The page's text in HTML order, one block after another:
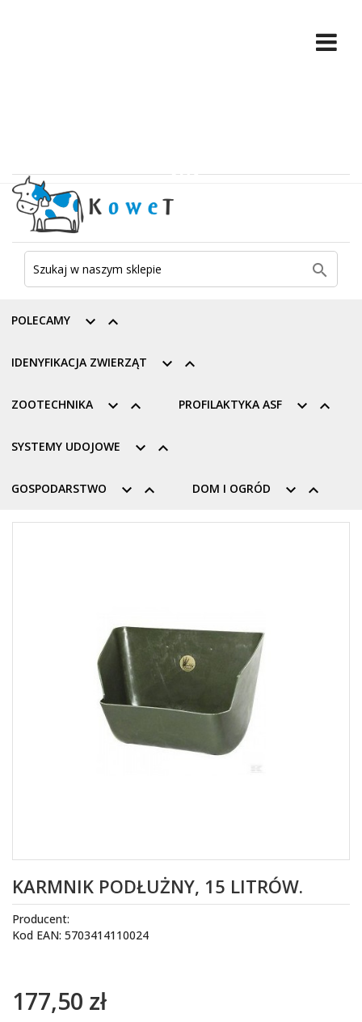

 
POLECAMY
 
IDENYFIKACJA ZWIERZĄT
 
ZOOTECHNIKA  
PROFILAKTYKA ASF
 
SYSTEMY UDOJOWE
 
GOSPODARSTWO  
DOM I OGRÓD
KARMNIK PODŁUŻNY, 15 LITRÓW.
Producent:
Kod EAN: 5703414110024
177,50 zł